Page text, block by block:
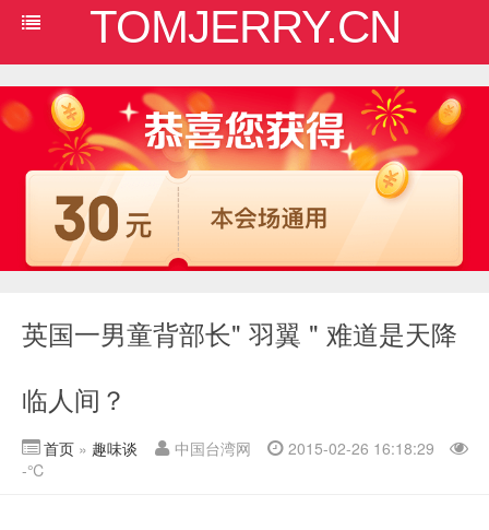
TOMJERRY.CN
英国一男童背部长" 羽翼 " 难道是天降
临人间？
首页 » 趣味谈 中国台湾网
2015-02-26 16:18:29
-℃